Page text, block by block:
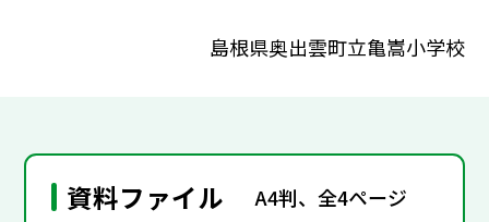
島根県奥出雲町立亀嵩小学校
資料ファイル A4判、全4ページ